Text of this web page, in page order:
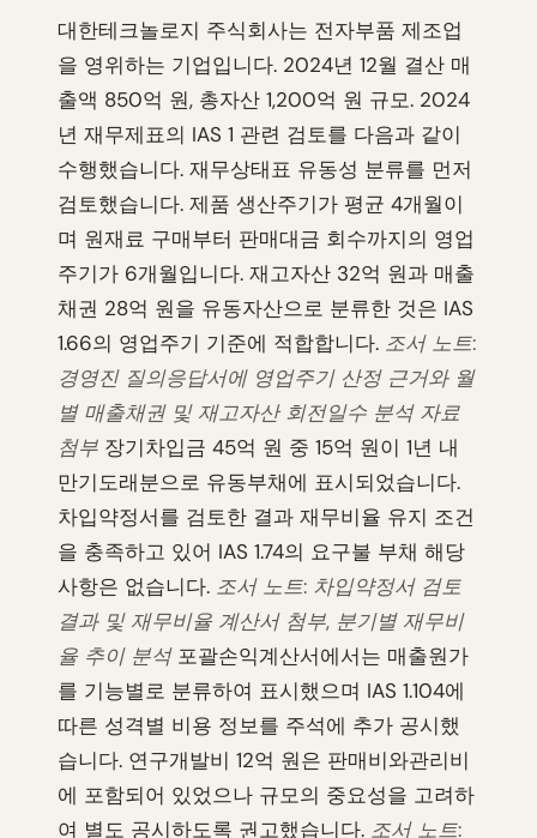
대한테크놀로지 주식회사는 전자부품 제조업
을 영위하는 기업입니다. 2024년 12월 결산 매
출액 850억 원, 총자산 1,200억 원 규모. 2024
년 재무제표의 IAS 1 관련 검토를 다음과 같이
수행했습니다. 재무상태표 유동성 분류를 먼저
검토했습니다. 제품 생산주기가 평균 4개월이
며 원재료 구매부터 판매대금 회수까지의 영업
주기가 6개월입니다. 재고자산 32억 원과 매출
채권 28억 원을 유동자산으로 분류한 것은 IAS
1.66의 영업주기 기준에 적합합니다. 조서 노트:
경영진 질의응답서에 영업주기 산정 근거와 월
별 매출채권 및 재고자산 회전일수 분석 자료
첨부 장기차입금 45억 원 중 15억 원이 1년 내
만기도래분으로 유동부채에 표시되었습니다.
차입약정서를 검토한 결과 재무비율 유지 조건
을 충족하고 있어 IAS 1.74의 요구불 부채 해당
사항은 없습니다. 조서 노트: 차입약정서 검토
결과 및 재무비율 계산서 첨부, 분기별 재무비
율 추이 분석포괄손익계산서에서는 매출원가
를 기능별로 분류하여 표시했으며 IAS 1.104에
따른 성격별 비용 정보를 주석에 추가 공시했
습니다. 연구개발비 12억 원은 판매비와관리비
에 포함되어 있었으나 규모의 중요성을 고려하
여 별도 공시하도록 권고했습니다. 조서 노트: